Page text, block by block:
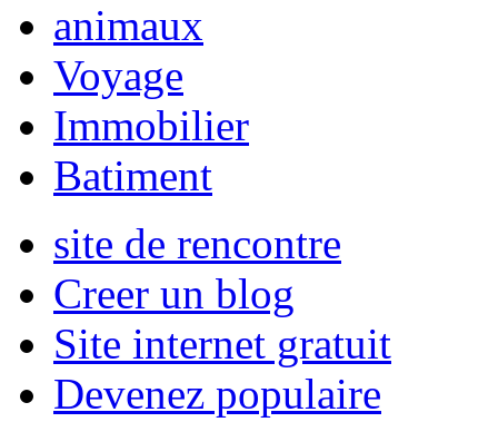
animaux
Voyage
Immobilier
Batiment
site de rencontre
Creer un blog
Site internet gratuit
Devenez populaire